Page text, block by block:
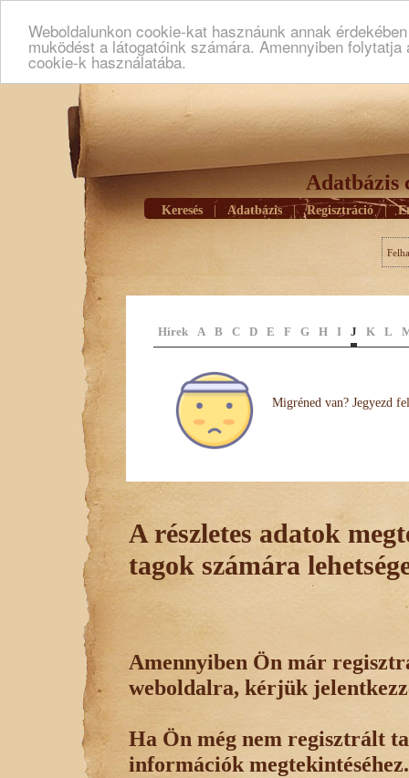
Weboldalunkon cookie-kat hasznáunk annak
muködést a látogatóink számára. Amennyiben
cookie-k használatába.
Adatbázis
Keresés Adatbázis | Regisztráció |
Hírek A B C D E F G H I J K L
Migréned van? Jegyezd
A részletes adatok
tagok számára
Amennyiben Ön már
weboldalra, kérjük
Ha Ön még nem regisztrált
információk megtekintéséhez.